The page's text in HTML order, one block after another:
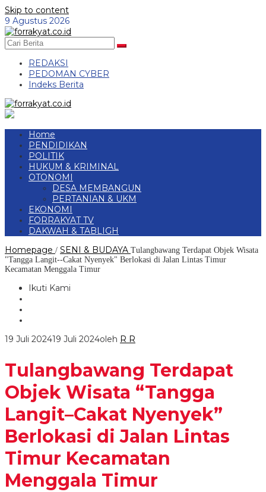
Skip to content
9 Agustus 2026
REDAKSI
PEDOMAN CYBER
Indeks Berita
Home
PENDIDIKAN
POLITIK
HUKUM & KRIMINAL
OTONOMI
DESA MEMBANGUN
PERTANIAN & UKM
EKONOMI
FORRAKYAT TV
DAKWAH & TABLIGH
Homepage / SENI & BUDAYA Tulangbawang Terdapat Objek Wisata
"Tangga Langit--Cakat Nyenyek" Berlokasi di Jalan Lintas Timur
Kecamatan Menggala Timur
Ikuti Kami
19 Juli 202419 Juli 2024oleh R R
Tulangbawang Terdapat
Objek Wisata “Tangga
Langit–Cakat Nyenyek”
Berlokasi di Jalan Lintas
Timur Kecamatan
Menggala Timur